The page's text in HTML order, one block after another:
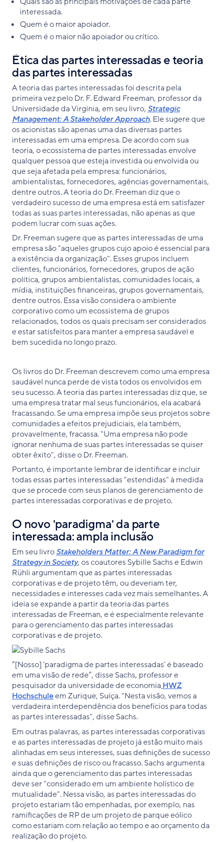
interessada.
Quem é o maior apoiador.
Quem é o maior não apoiador ou crítico.
Ética das partes interessadas e teoria
das partes interessadas
A teoria das partes interessadas foi descrita pela
primeira vez pelo Dr. F. Edward Freeman, professor da
Universidade da Virgínia, em seu livro, Strategic
Management: A Stakeholder Approach. Ele sugere que
os acionistas são apenas uma das diversas partes
interessadas em uma empresa. De acordo com sua
teoria, o ecossistema de partes interessadas envolve
qualquer pessoa que esteja investida ou envolvida ou
que seja afetada pela empresa: funcionários,
ambientalistas, fornecedores, agências governamentais,
dentre outros. A teoria do Dr. Freeman diz que o
verdadeiro sucesso de uma empresa está em satisfazer
todas as suas partes interessadas, não apenas as que
podem lucrar com suas ações.
Dr. Freeman sugere que as partes interessadas de uma
empresa são "aqueles grupos cujo apoio é essencial para
a existência da organização". Esses grupos incluem
clientes, funcionários, fornecedores, grupos de ação
política, grupos ambientalistas, comunidades locais, a
mídia, instituições financeiras, grupos governamentais,
dentre outros. Essa visão considera o ambiente
corporativo como um ecossistema de grupos
relacionados, todos os quais precisam ser considerados
e estar satisfeitos para manter a empresa saudável e
bem sucedida no longo prazo.
Os livros do Dr. Freeman descrevem como uma empresa
saudável nunca perde de vista todos os envolvidos em
seu sucesso. A teoria das partes interessadas diz que, se
uma empresa tratar mal seus funcionários, ela acabará
fracassando. Se uma empresa impõe seus projetos sobre
comunidades a efeitos prejudiciais, ela também,
provavelmente, fracassa. "Uma empresa não pode
ignorar nenhuma de suas partes interessadas se quiser
obter êxito", disse o Dr. Freeman.
Portanto, é importante lembrar de identificar e incluir
todas essas partes interessadas "estendidas" à medida
que se procede com seus planos de gerenciamento de
partes interessadas corporativas e de projeto.
O novo 'paradigma' da parte
interessada: ampla inclusão
Em seu livroStakeholders Matter: A New Paradigm for
Strategy in Society, os coautores Sybille Sachs e Edwin
Rühli argumentam que as partes interessadas
corporativas e de projeto têm, ou deveriam ter,
necessidades e interesses cada vez mais semelhantes. A
ideia se expande a partir da teoria das partes
interessadas de Freeman, e é especialmente relevante
para o gerenciamento das partes interessadas
corporativas e de projeto.
“[Nosso] 'paradigma de partes interessadas' é baseado
em uma visão de rede”, disse Sachs, professor e
pesquisador da universidade de economia HWZ
Hochschuleem Zurique, Suíça. "Nesta visão, vemos a
verdadeira interdependência dos benefícios para todas
as partes interessadas", disse Sachs.
Em outras palavras, as partes interessadas corporativas
e as partes interessadas de projeto já estão muito mais
alinhadas em seus interesses, suas definições de sucesso
e suas definições de risco ou fracasso. Sachs argumenta
ainda que o gerenciamento das partes interessadas
deve ser "considerado em um ambiente holístico de
mutualidade". Nessa visão, as partes interessadas do
projeto estariam tão empenhadas, por exemplo, nas
ramificações de RP de um projeto de parque eólico
como estariam com relação ao tempo e ao orçamento da
realização do projeto.